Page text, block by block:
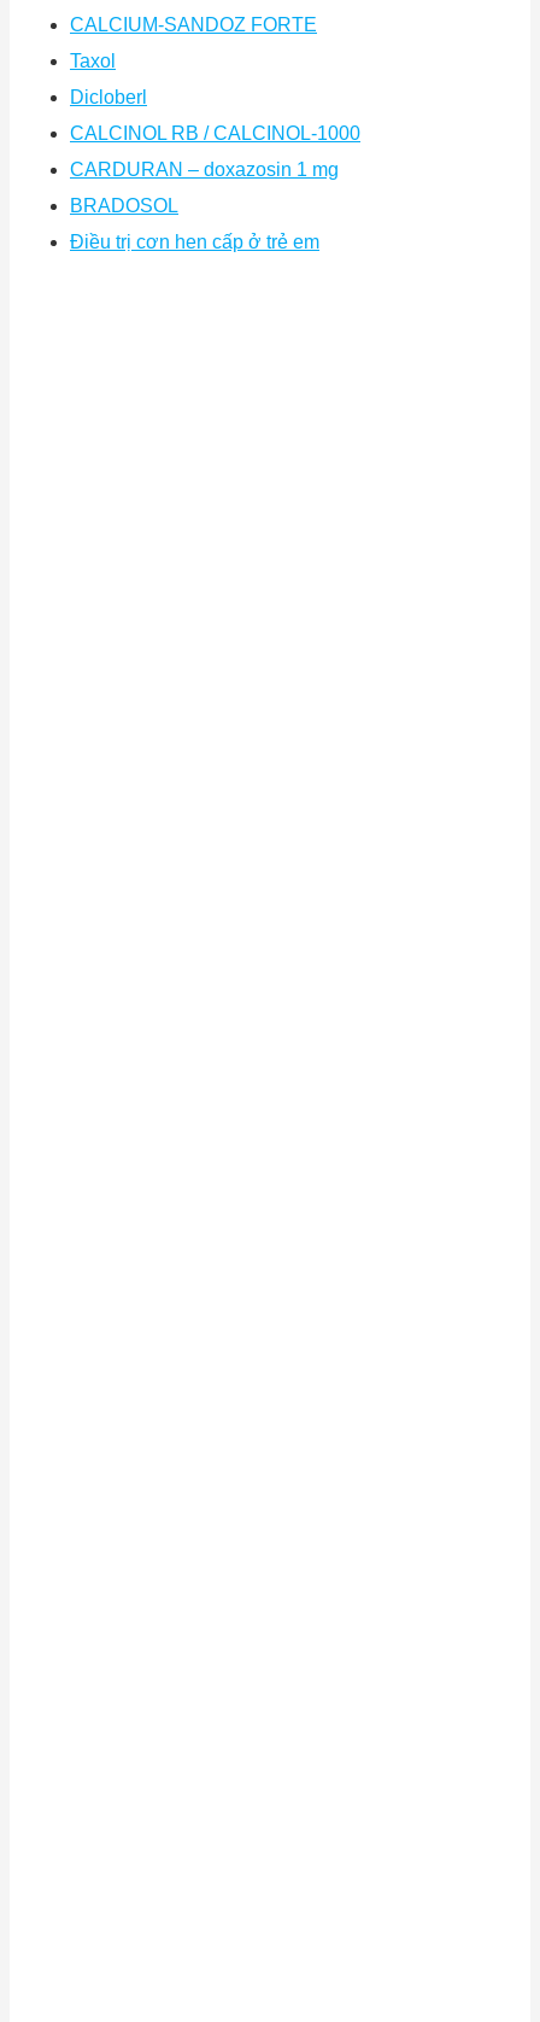
CALCIUM-SANDOZ FORTE
Taxol
Dicloberl
CALCINOL RB / CALCINOL-1000
CARDURAN – doxazosin 1 mg
BRADOSOL
Điều trị cơn hen cấp ở trẻ em